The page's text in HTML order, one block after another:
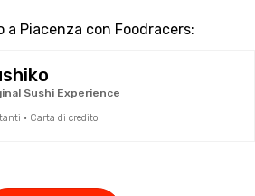
a Piacenza con Foodracers:
Sushi Experience
· Carta di credito